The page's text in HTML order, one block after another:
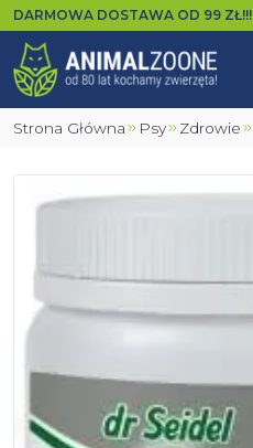
DARMOWA DOSTAWA OD 99 ZŁ!!!
Strona Główna Psy Zdrowie